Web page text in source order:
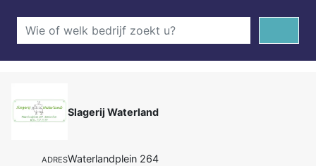
Slagerij Waterland
ADRESWaterlandplein 264